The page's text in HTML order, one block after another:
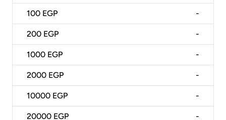
100 EGP -
200 EGP -
1000 EGP -
2000 EGP -
10000 EGP -
20000 EGP -